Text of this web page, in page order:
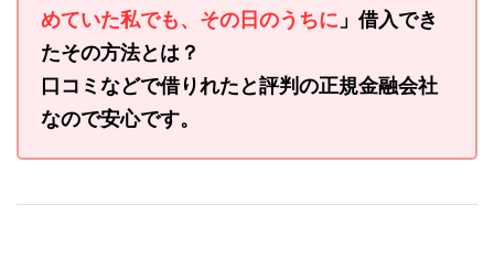
めていた私でも、その日のうちに 」借入でき
たその方法とは？
口コミなどで借りれたと評判の正規金融会社
なので安心です。